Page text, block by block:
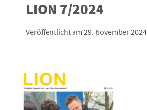
LION 7/2024
Veröffentlicht am 29. November 2024